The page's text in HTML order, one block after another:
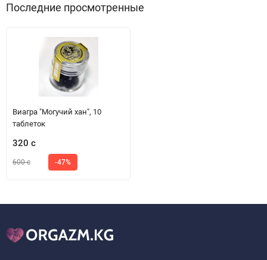
Последние просмотренные
Виагра "Могучий хан", 10
таблеток
320 с
600 с -47%